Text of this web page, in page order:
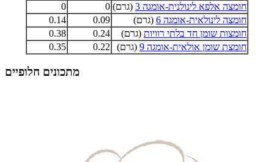
חומצה אלפא לינולנית-אומגה 3
(גרם) 0
0
חומצה לינולאית-אומגה 6
(גרם) 0.09
0.14
חומצות שומן חד בלתי רוויות (גרם) 0.24
0.38
חומצת שומן אולאית-אומגה 9
(גרם) 0.22
0.35
מתכונים חלופיים